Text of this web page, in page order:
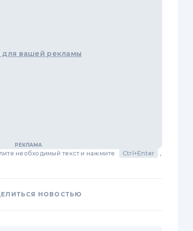
для вашей рекламы
необходимый текст и нажмите Ctrl+Enter
,
НОВОСТЬЮ